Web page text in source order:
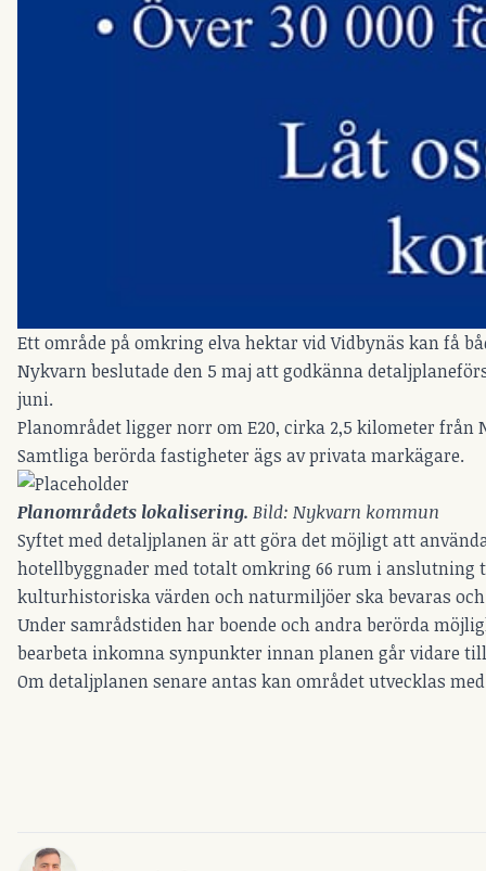
Ett område på omkring elva hektar vid Vidbynäs kan få
Nykvarn beslutade den 5 maj att godkänna
juni.
Planområdet ligger norr om E20, cirka 2,5 kilometer
Samtliga berörda fastigheter ägs av privata markägare.
Planområdets lokalisering. Bild: Nykvarn kommun
Syftet med detaljplanen är att göra det möjligt att
hotellbyggnader med totalt omkring 66 rum i
kulturhistoriska värden och naturmiljöer ska bevaras
Under samrådstiden har boende och andra berörda
bearbeta inkomna synpunkter innan planen går vidare
Om detaljplanen senare antas kan området utvecklas